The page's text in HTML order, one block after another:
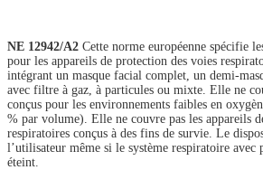
NE 12942/A2 Cette norme européenne spécifie
pour les appareils de protection des voies
intégrant un masque facial complet, un demi-
avec filtre à gaz, à particules ou mixte. Elle ne
conçus pour les environnements faibles en
% par volume). Elle ne couvre pas les appareils
respiratoires conçus à des fins de survie. Le
l’utilisateur même si le système respiratoire
éteint.